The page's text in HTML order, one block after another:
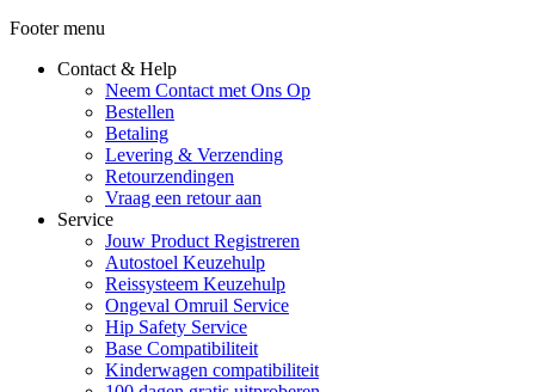
Footer menu
Contact & Help
Neem Contact met Ons Op
Bestellen
Betaling
Levering & Verzending
Retourzendingen
Vraag een retour aan
Service
Jouw Product Registreren
Autostoel Keuzehulp
Reissysteem Keuzehulp
Ongeval Omruil Service
Hip Safety Service
Base Compatibiliteit
Kinderwagen compatibiliteit